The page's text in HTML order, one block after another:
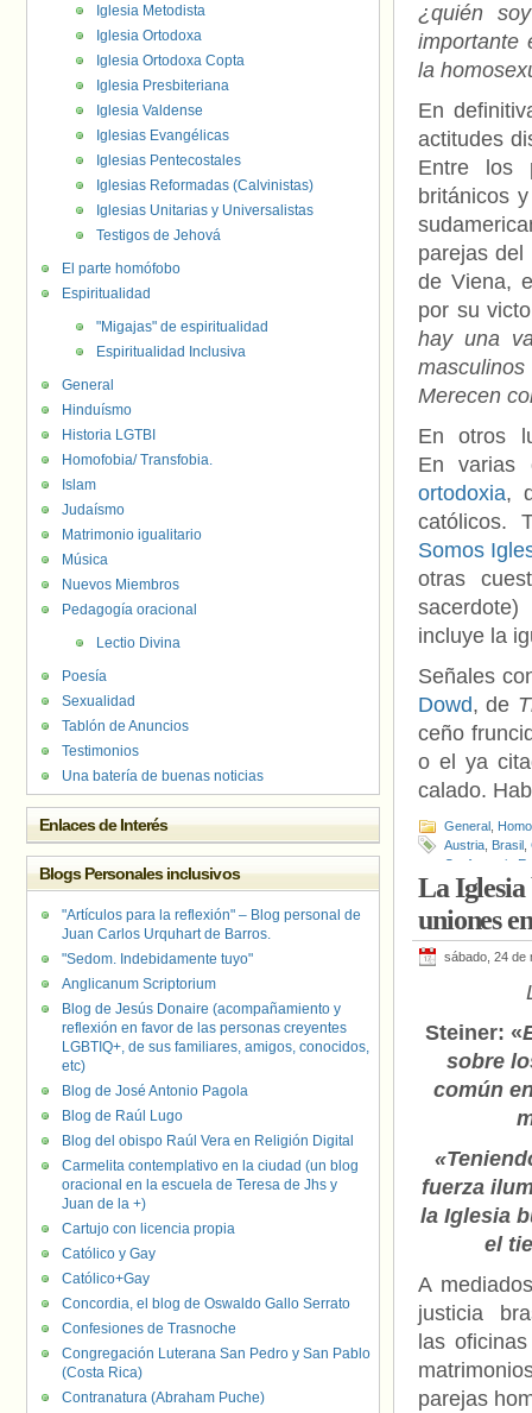
¿quién
importante
la
En
actitudes
Entre los
británicos y
parejas del
de Viena,
por su
hay una
Merecen
En otros
En varias
ortodoxia,
católicos.
Somos
otras
incluye la
Señales
Dowd, de
ceño
o el ya
calado.
General
Austria Brasil
Conferencia
Maureen Dowd
La Iglesia
uniones
sábado, 24 de
Steiner: «
sobre
común
fuerza
la Iglesia
el
A
justicia
las
parejas
Iglesia Metodista
Iglesia Ortodoxa
Iglesia Ortodoxa Copta
Iglesia Presbiteriana
Iglesia Valdense
Iglesias Evangélicas
Iglesias Pentecostales
Iglesias Reformadas (Calvinistas)
Iglesias Unitarias y Universalistas
Testigos de Jehová
El parte homófobo
Espiritualidad
"Migajas" de espiritualidad
Espiritualidad Inclusiva
General
Hinduísmo
Historia LGTBI
Homofobia/ Transfobia.
Islam
Judaísmo
Matrimonio igualitario
Música
Nuevos Miembros
Pedagogía oracional
Lectio Divina
Poesía
Sexualidad
Tablón de Anuncios
Testimonios
Una batería de buenas noticias
Enlaces de Interés
Blogs Personales inclusivos
"Artículos para la reflexión" – Blog personal de
Juan Carlos Urquhart de Barros.
"Sedom. Indebidamente tuyo"
Anglicanum Scriptorium
Blog de Jesús Donaire (acompañamiento y
reflexión en favor de las personas creyentes
LGBTIQ+, de sus familiares, amigos, conocidos,
etc)
Blog de José Antonio Pagola
Blog de Raúl Lugo
Blog del obispo Raúl Vera en Religión Digital
Carmelita contemplativo en la ciudad (un blog
oracional en la escuela de Teresa de Jhs y
Juan de la +)
Cartujo con licencia propia
Católico y Gay
Católico+Gay
Concordia, el blog de Oswaldo Gallo Serrato
Confesiones de Trasnoche
Congregación Luterana San Pedro y San Pablo
(Costa Rica)
Contranatura (Abraham Puche)